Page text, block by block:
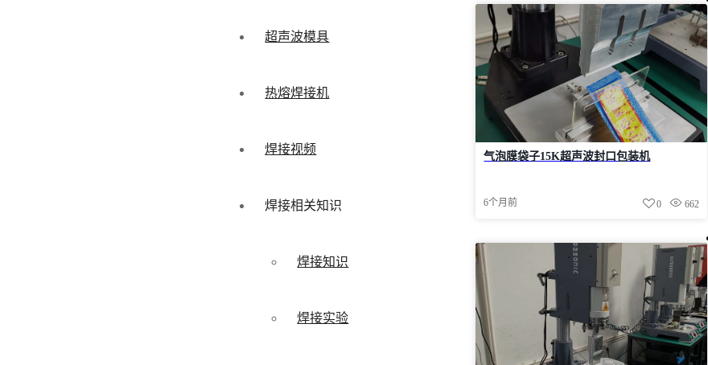
超声波模具
热熔焊接机
焊接视频
焊接相关知识
焊接知识
焊接实验
气泡膜袋子15K超声波封口包装机
6个月前 662
0